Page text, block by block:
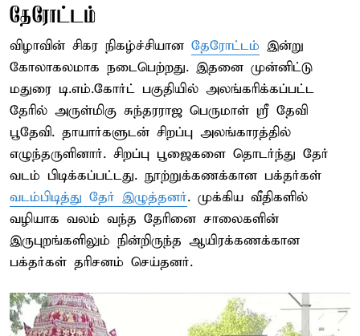
தேரோட்டம்
விழாவின் சிகர நிகழ்ச்சியான தேரோட்டம் இன்று
கோலாகலமாக நடைபெற்றது. இதனை முன்னிட்டு
மதுரை டி.எம்.கோர்ட் பகுதியில் அலங்கரிக்கப்பட்ட
தேரில் அருள்மிகு சுந்தரராஜ பெருமாள் ஸ்ரீ தேவி
பூதேவி. தாயார்களுடன் சிறப்பு அலங்காரத்தில்
எழுந்தருளினார். சிறப்பு பூஜைகளை தொடர்ந்து தேர்
வடம் பிடிக்கப்பட்டது. நூற்றுக்கணக்கான பக்தர்கள்
வடம்பிடித்து தேர் இழுத்தனர். முக்கிய வீதிகளில்
வழியாக வலம் வந்த தேரினை சாலைகளின்
இருபுறங்களிலும் நின்றிருந்த ஆயிரக்கணக்கான
பக்தர்கள் தரிசனம் செய்தனர்.